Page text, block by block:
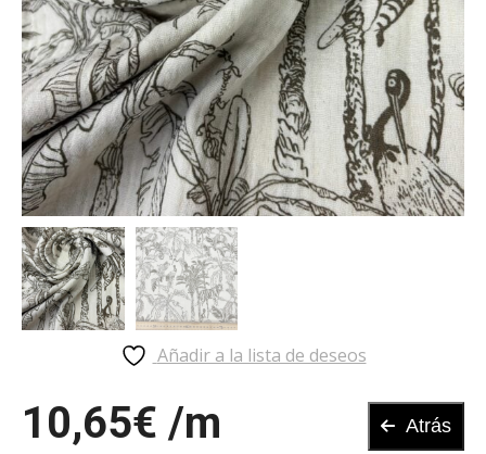
Añadir a la lista de deseos
Atrás
10,65€